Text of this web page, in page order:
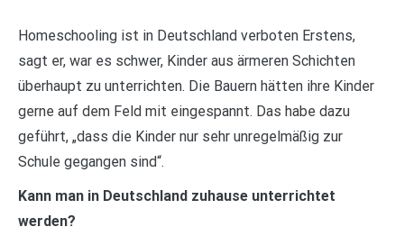
Homeschooling ist in Deutschland verboten Erstens,
sagt er, war es schwer, Kinder aus ärmeren Schichten
überhaupt zu unterrichten. Die Bauern hätten ihre Kinder
gerne auf dem Feld mit eingespannt. Das habe dazu
geführt, „dass die Kinder nur sehr unregelmäßig zur
Schule gegangen sind“.
Kann man in Deutschland zuhause unterrichtet
werden?